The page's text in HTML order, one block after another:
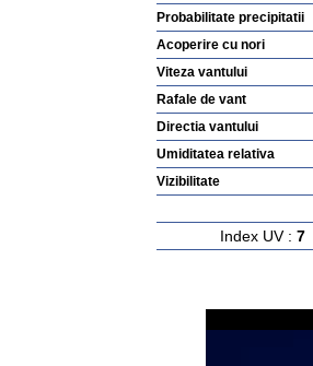
Probabilitate precipitatii
Acoperire cu nori
Viteza vantului
Rafale de vant
Directia vantului
Umiditatea relativa
Vizibilitate
Index UV : 7